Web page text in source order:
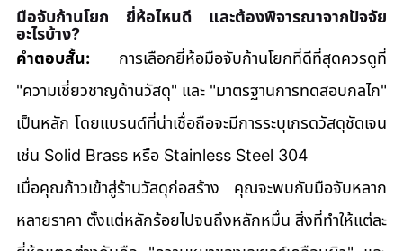
มือจับก้านโยก ยี่ห้อไหนดี และต้องพิจารณาจากปัจจัย
อะไรบ้าง?
คำตอบสั้น: การเลือกยี่ห้อมือจับก้านโยกที่ดีที่สุดควรดูที่
"ความเชี่ยวชาญด้านวัสดุ" และ "มาตรฐานการทดสอบกลไก"
เป็นหลัก โดยแบรนด์ที่น่าเชื่อถือจะมีการระบุเกรดวัสดุชัดเจน
เช่น Solid Brass หรือ Stainless Steel 304
เมื่อคุณก้าวเข้าสู่ร้านวัสดุก่อสร้าง คุณจะพบกับมือจับหลาก
หลายราคา ตั้งแต่หลักร้อยไปจนถึงหลักหมื่น สิ่งที่ทำให้แต่ละ